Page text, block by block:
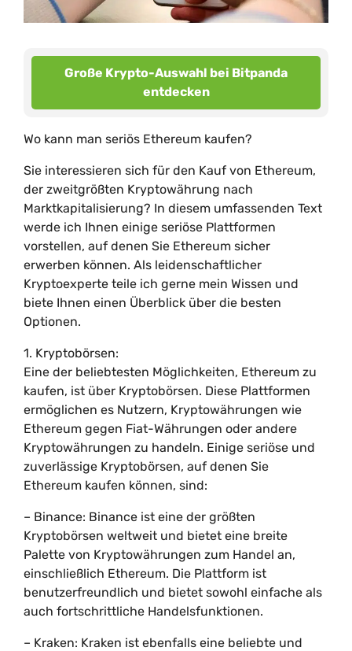
Große Krypto-Auswahl bei Bitpanda
entdecken
Wo kann man seriös Ethereum kaufen?
Sie interessieren sich für den Kauf von Ethereum,
der zweitgrößten Kryptowährung nach
Marktkapitalisierung? In diesem umfassenden Text
werde ich Ihnen einige seriöse Plattformen
vorstellen, auf denen Sie Ethereum sicher
erwerben können. Als leidenschaftlicher
Kryptoexperte teile ich gerne mein Wissen und
biete Ihnen einen Überblick über die besten
Optionen.
1. Kryptobörsen:
Eine der beliebtesten Möglichkeiten, Ethereum zu
kaufen, ist über Kryptobörsen. Diese Plattformen
ermöglichen es Nutzern, Kryptowährungen wie
Ethereum gegen Fiat-Währungen oder andere
Kryptowährungen zu handeln. Einige seriöse und
zuverlässige Kryptobörsen, auf denen Sie
Ethereum kaufen können, sind:
– Binance: Binance ist eine der größten
Kryptobörsen weltweit und bietet eine breite
Palette von Kryptowährungen zum Handel an,
einschließlich Ethereum. Die Plattform ist
benutzerfreundlich und bietet sowohl einfache als
auch fortschrittliche Handelsfunktionen.
– Kraken: Kraken ist ebenfalls eine beliebte und